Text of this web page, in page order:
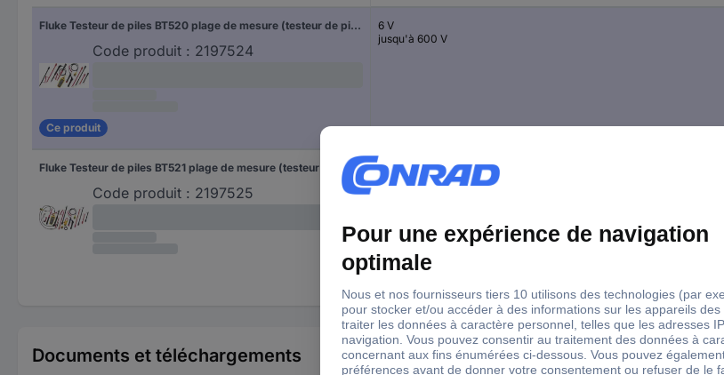
Fluke Testeur de piles BT520 plage de mesure (testeur de pile) 6 V, jusqu'à 600 V 5104752
Code produit : 2197524
Ce produit
6 V
jusqu'à 600 V
Fluke Testeur de piles BT521 plage de mesure (testeur de pile) 6 V, jusqu'à 1000 V 5104765
Code produit : 2197525
6 V
jusqu'à 1000 V
Documents et téléchargements